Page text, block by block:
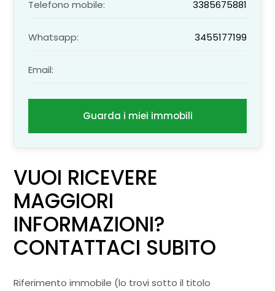
Telefono mobile: 3385675881
Whatsapp: 3455177199
Email:
Guarda i miei immobili
VUOI RICEVERE
MAGGIORI
INFORMAZIONI?
CONTATTACI SUBITO
Riferimento immobile (lo trovi sotto il titolo